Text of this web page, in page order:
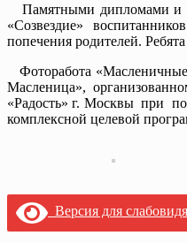
Памятными дипломами и
«Созвездие»
попечения родителей.
Фоторабота
Масленица»,
«Радость» г. Москвы при
комплексной целевой
Версия для